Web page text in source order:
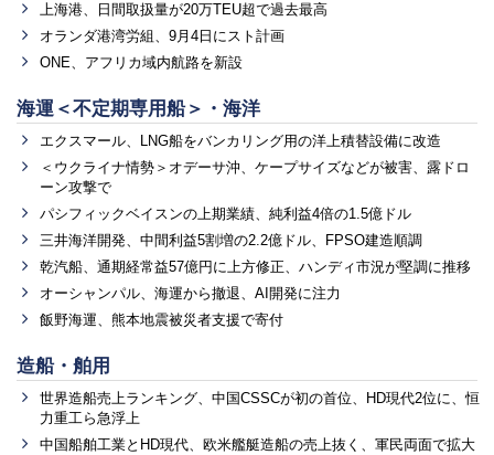
上海港、日間取扱量が20万TEU超で過去最高
オランダ港湾労組、9月4日にスト計画
ONE、アフリカ域内航路を新設
海運＜不定期専用船＞・海洋
エクスマール、LNG船をバンカリング用の洋上積替設備に改造
＜ウクライナ情勢＞オデーサ沖、ケープサイズなどが被害、露ドロ
ーン攻撃で
パシフィックベイスンの上期業績、純利益4倍の1.5億ドル
三井海洋開発、中間利益5割増の2.2億ドル、FPSO建造順調
乾汽船、通期経常益57億円に上方修正、ハンディ市況が堅調に推移
オーシャンパル、海運から撤退、AI開発に注力
飯野海運、熊本地震被災者支援で寄付
造船・舶用
世界造船売上ランキング、中国CSSCが初の首位、HD現代2位に、恒
力重工ら急浮上
中国船舶工業とHD現代、欧米艦艇造船の売上抜く、軍民両面で拡大